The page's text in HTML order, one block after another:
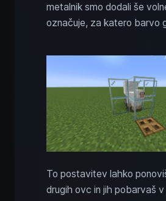
metalnik smo dodali še
označuje, za katero barvo
To postavitev lahko
drugih ovc in jih pobarvaš